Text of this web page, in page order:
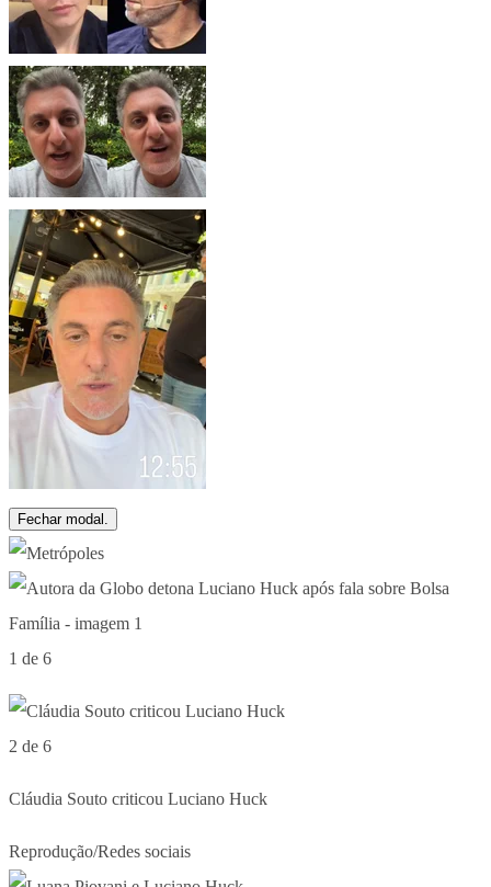
Fechar modal.
1 de 6
2 de 6
Cláudia Souto criticou Luciano Huck
Reprodução/Redes sociais